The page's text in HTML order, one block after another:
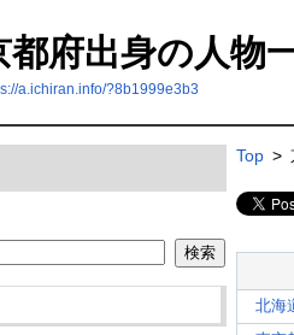
都府出身の人物
a.ichiran.info/?8b1999e3b3
Top >
北海